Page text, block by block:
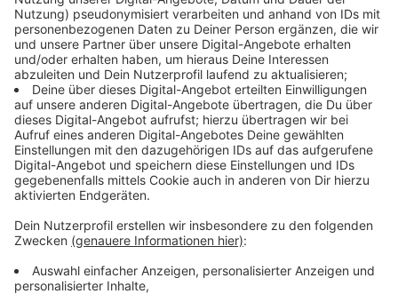
Immer auf dem Laufenden
bleiben!
Verpass' nichts mehr - mit unserem kostenlosen
ANTENNE BAYERN Newsletter. Ob Nachrichten,
Lifestyle oder unsere neuesten Aktionen - wir
informieren dich.
Zum Newsletter anmelden